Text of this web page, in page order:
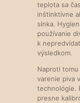
teplota sa
inštinktívne
slnka.
používanie
k
výsledkom.
Naproti
varenie piva
technológie.
presne